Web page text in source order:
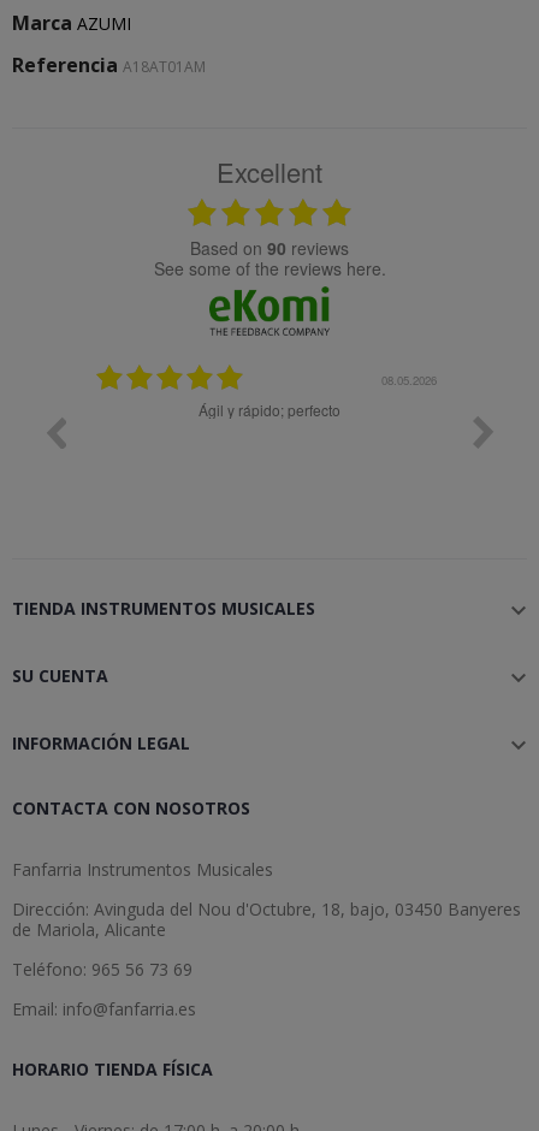
Marca AZUMI
Referencia A18AT01AM
Excellent
based on 90 reviews
see some of the reviews here.
08.05.2026
TIENDA INSTRUMENTOS MUSICALES 
SU CUENTA 
INFORMACIÓN LEGAL 
CONTACTA CON NOSOTROS
Fanfarria Instrumentos Musicales
Dirección: Avinguda del Nou d'Octubre, 18, bajo, 03450 Banyeres
de Mariola, Alicante
Teléfono: 965 56 73 69
Email: info@fanfarria.es
HORARIO TIENDA FÍSICA